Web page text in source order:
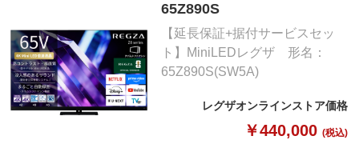
65Z890S
【延長保証+据付サービスセッ
ト】MiniLEDレグザ 形名：
65Z890S(SW5A)
レグザオンラインストア価格
￥440,000 (税込)